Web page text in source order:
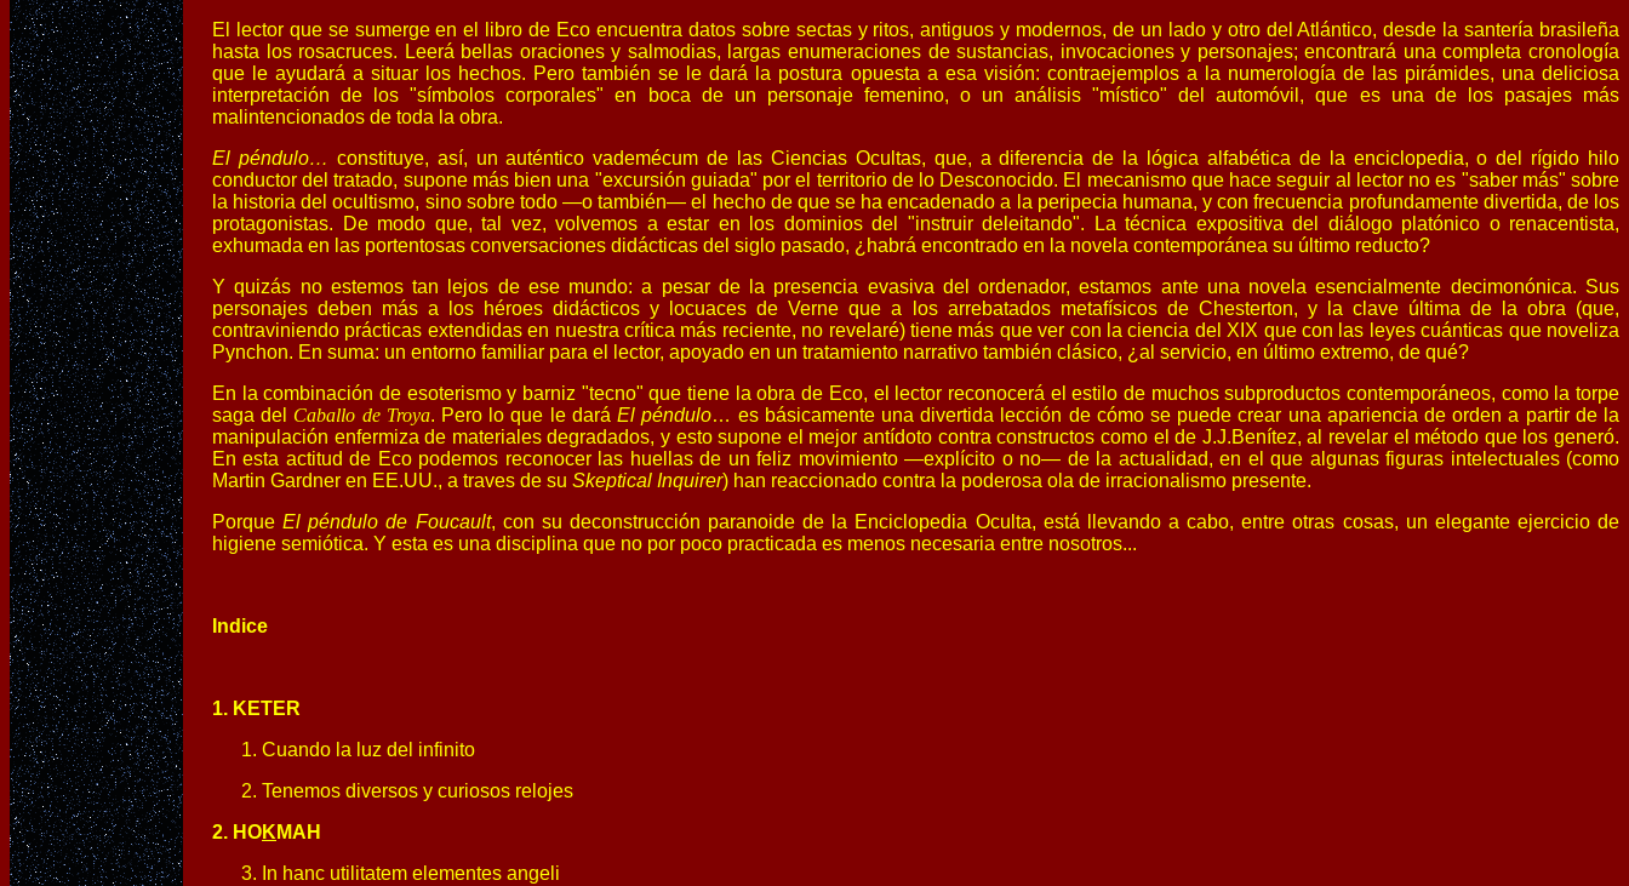
El lector que se sumerge en el libro de Eco encuentra datos sobre sectas y ritos, antiguos y modernos, de un lado y otro del Atlántico, desde la santería brasileña
hasta los rosacruces. Leerá bellas oraciones y salmodias, largas enumeraciones de sustancias, invocaciones y personajes; encontrará una completa cronología
que le ayudará a situar los hechos. Pero también se le dará la postura opuesta a esa visión: contraejemplos a la numerología de las pirámides, una deliciosa
interpretación de los "símbolos corporales" en boca de un personaje femenino, o un análisis "místico" del automóvil, que es una de los pasajes más
malintencionados de toda la obra.
El péndulo… constituye, así, un auténtico vademécum de las Ciencias Ocultas, que, a diferencia de la lógica alfabética de la enciclopedia, o del rígido hilo
conductor del tratado, supone más bien una "excursión guiada" por el territorio de lo Desconocido. El mecanismo que hace seguir al lector no es "saber más" sobre
la historia del ocultismo, sino sobre todo —o también— el hecho de que se ha encadenado a la peripecia humana, y con frecuencia profundamente divertida, de los
protagonistas. De modo que, tal vez, volvemos a estar en los dominios del "instruir deleitando". La técnica expositiva del diálogo platónico o renacentista,
exhumada en las portentosas conversaciones didácticas del siglo pasado, ¿habrá encontrado en la novela contemporánea su último reducto?
Y quizás no estemos tan lejos de ese mundo: a pesar de la presencia evasiva del ordenador, estamos ante una novela esencialmente decimonónica. Sus
personajes deben más a los héroes didácticos y locuaces de Verne que a los arrebatados metafísicos de Chesterton, y la clave última de la obra (que,
contraviniendo prácticas extendidas en nuestra crítica más reciente, no revelaré) tiene más que ver con la ciencia del XIX que con las leyes cuánticas que noveliza
Pynchon. En suma: un entorno familiar para el lector, apoyado en un tratamiento narrativo también clásico, ¿al servicio, en último extremo, de qué?
En la combinación de esoterismo y barniz "tecno" que tiene la obra de Eco, el lector reconocerá el estilo de muchos subproductos contemporáneos, como la torpe
saga del Caballo de Troya. Pero lo que le daráEl péndulo… es básicamente una divertida lección de cómo se puede crear una apariencia de orden a partir de la
manipulación enfermiza de materiales degradados, y esto supone el mejor antídoto contra constructos como el de J.J.Benítez, al revelar el método que los generó.
En esta actitud de Eco podemos reconocer las huellas de un feliz movimiento —explícito o no— de la actualidad, en el que algunas figuras intelectuales (como
Martin Gardner en EE.UU., a traves de su Skeptical Inquirer) han reaccionado contra la poderosa ola de irracionalismo presente.
PorqueEl péndulo de Foucault, con su deconstrucción paranoide de la Enciclopedia Oculta, está llevando a cabo, entre otras cosas, un elegante ejercicio de
higiene semiótica. Y esta es una disciplina que no por poco practicada es menos necesaria entre nosotros...
Indice
1. KETER
1. Cuando la luz del infinito
2. Tenemos diversos y curiosos relojes
2. HOK MAH
3. In hanc utilitatem elementes angeli